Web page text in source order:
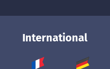
International